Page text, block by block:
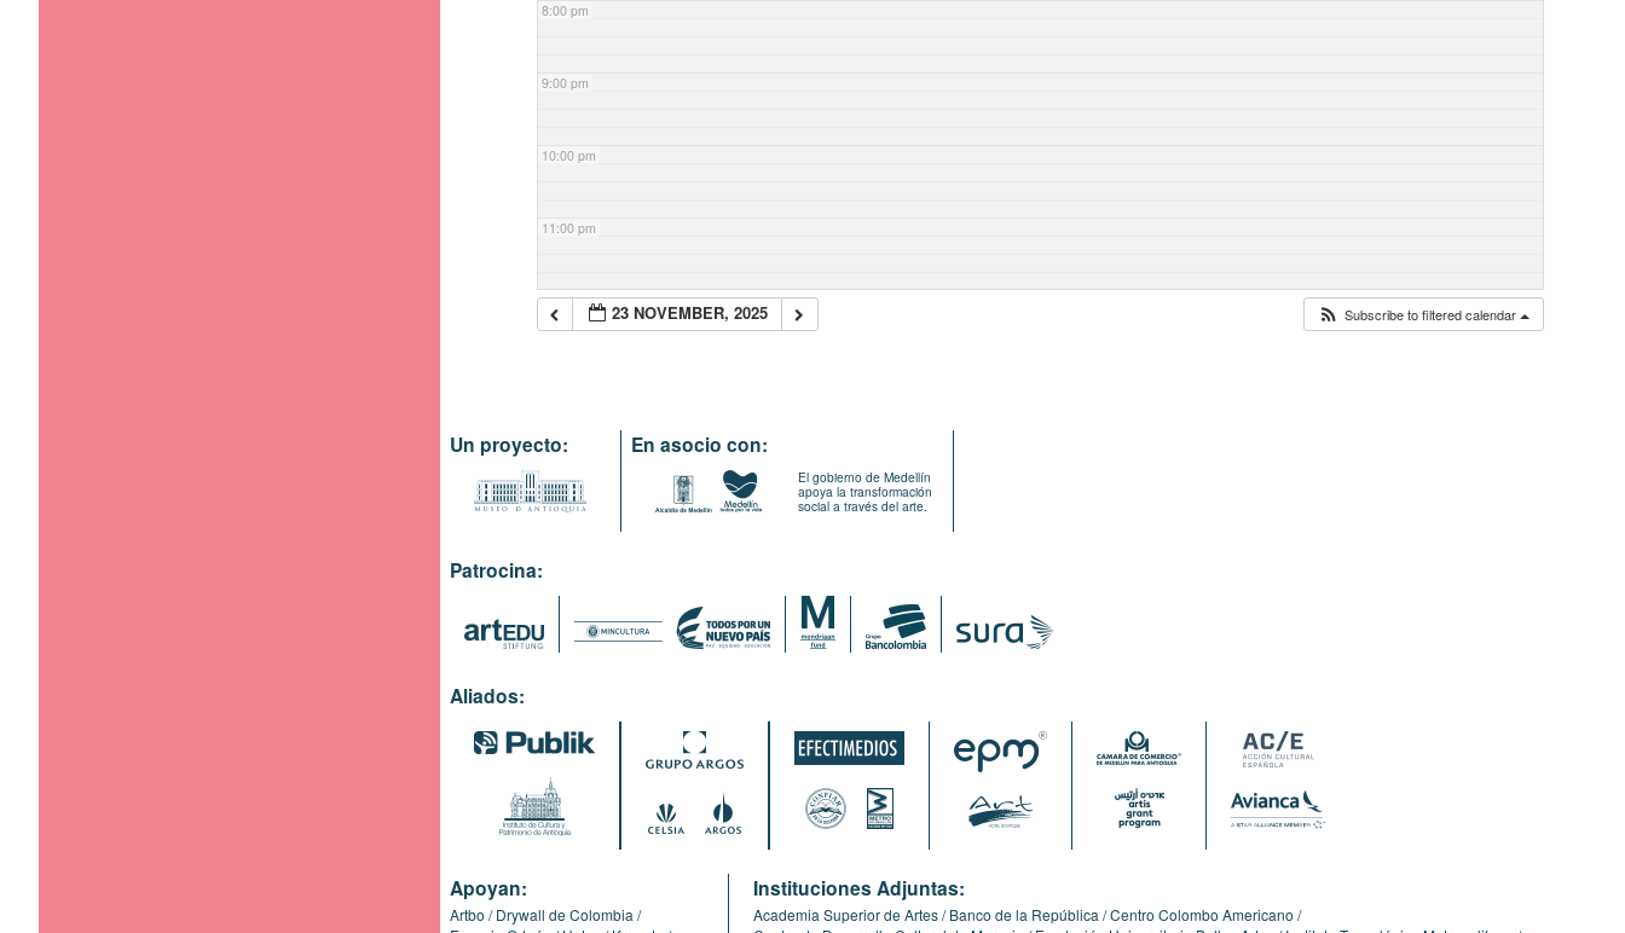
8:00 pm
9:00 pm
10:00 pm
11:00 pm
23 NOVEMBER, 2025 Subscribe to filtered calendar
Un proyecto: En asocio con:
El gobierno de Medellín
apoya la transformación
social a través del arte.
Patrocina:
Aliados:
Apoyan:
Artbo
Drywall de Colombia
Instituciones Adjuntas:
Academia Superior de Artes Banco de la República Centro Colombo Americano